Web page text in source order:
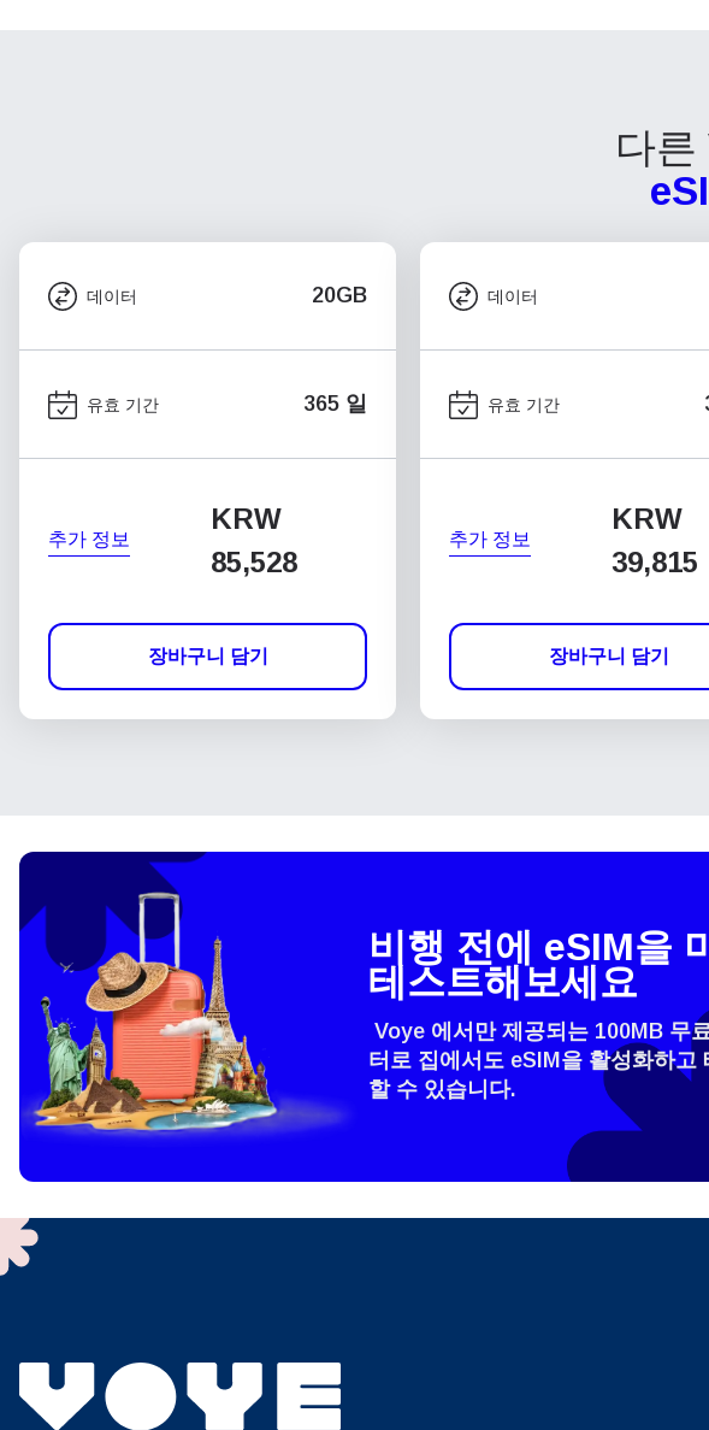
다른
데이터 20GB
유효 기간 365 일
추가 정보
KRW
85,528
장바구니 담기
데이터
유효 기간
추가 정보
KRW
39,815
장바구니 담기
How do I get my
To get your eSIM, start
technology. Then,
or enter in your device
비행 전에 eSIM을
테스트해보세요
Voye 에서만 제공되는 100MB 무
터로 집에서도 eSIM을 활성화하고
할 수 있습니다.
로
계정을 계